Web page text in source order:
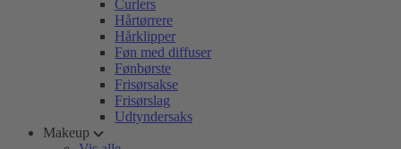
Curlers
Hårtørrere
Hårklipper
Føn med diffuser
Fønbørste
Frisørsakse
Frisørslag
Udtyndersaks
Makeup